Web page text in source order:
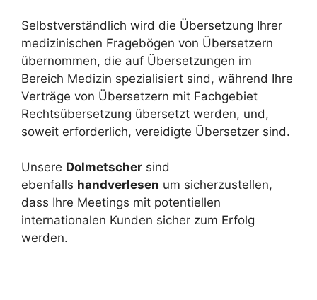
Selbstverständlich wird die Übersetzung Ihrer
medizinischen Fragebögen von Übersetzern
übernommen, die auf Übersetzungen im
Bereich Medizin spezialisiert sind, während Ihre
Verträge von Übersetzern mit Fachgebiet
Rechtsübersetzung übersetzt werden, und,
soweit erforderlich, vereidigte Übersetzer sind.
Unsere Dolmetscher sind
ebenfalls handverlesen um sicherzustellen,
dass Ihre Meetings mit potentiellen
internationalen Kunden sicher zum Erfolg
werden.